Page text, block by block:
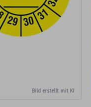
Bild erstellt mit KI